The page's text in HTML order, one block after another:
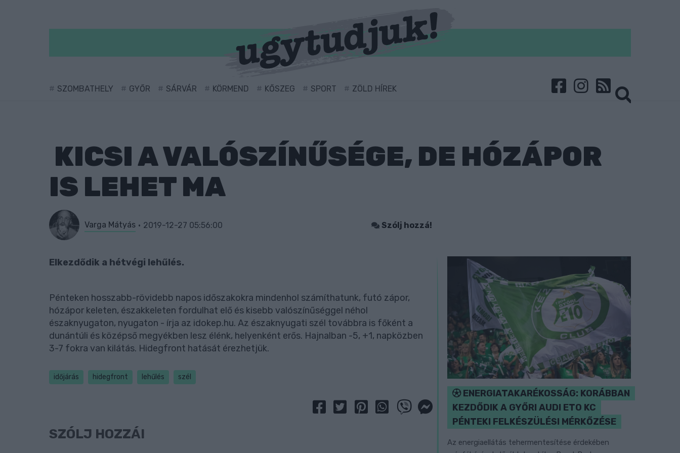
SZOMBATHELY GYŐR SÁRVÁR KÖRMEND KŐSZEG SPORT ZÖLD HÍREK
KICSI A VALÓSZÍNŰSÉGE, DE HÓZÁPOR
IS LEHET MA
Varga Mátyás 2019-12-27 05:56:00 Szólj hozzá!
Elkezdődik a hétvégi lehűlés.
Pénteken hosszabb-rövidebb napos időszakokra mindenhol számíthatunk, futó zápor,
hózápor keleten, északkeleten fordulhat elő és kisebb valószínűséggel néhol
északnyugaton, nyugaton - írja az idokep.hu. Az északnyugati szél továbbra is főként a
dunántúli és középső megyékben lesz élénk, helyenként erős. Hajnalban -5, +1, napközben
3-7 fokra van kilátás. Hidegfront hatását érezhetjük.
időjárás hidegfront lehűlés szél
SZÓLJ HOZZÁ!
ENERGIATAKARÉKOSSÁG: KORÁBBAN
KEZDŐDIK A GYŐRI AUDI ETO KC
PÉNTEKI FELKÉSZÜLÉSI MÉRKŐZÉSE
Az energiaellátás tehermentesítése érdekében